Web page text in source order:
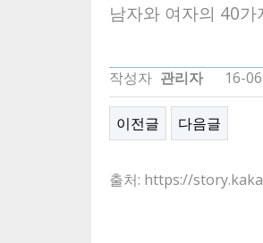
남자와 여자의 40가
작성자 관리자 16-
이전글 다음글
출처: https://